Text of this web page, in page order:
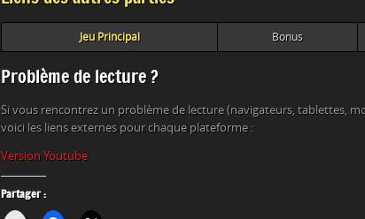
Jeu Principal Bonus
Problème de lecture ?
Si vous rencontrez un problème de lecture (navigateurs, tablettes,
voici les liens externes pour chaque plateforme :
Version Youtube
Partager :